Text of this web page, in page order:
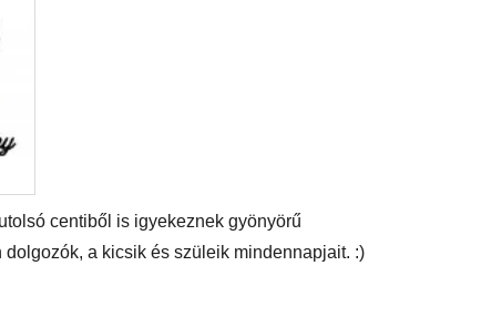
centiből is igyekeznek gyönyörű
a kicsik és szüleik mindennapjait. :)